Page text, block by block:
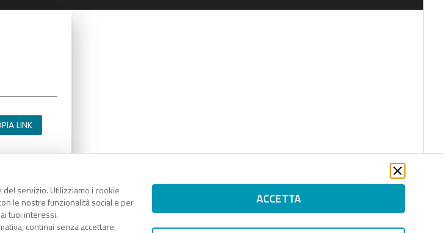
servizio. Utilizziamo i cookie
le nostre funzionalità social e per
tuoi interessi.
continui senza accettare.
ACCETTA
LINK